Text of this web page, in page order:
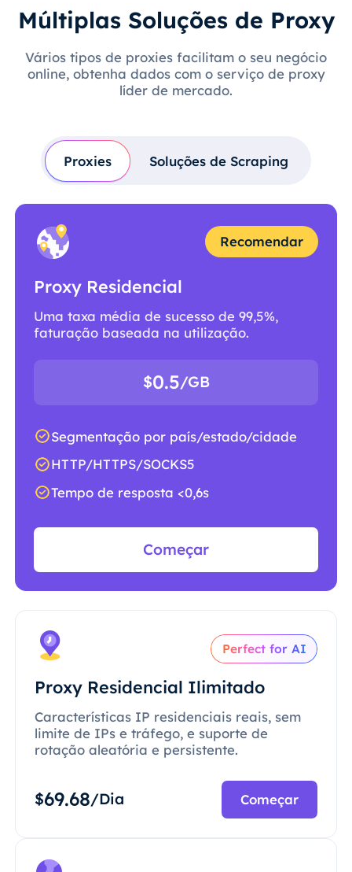
Múltiplas Soluções de Proxy
Vários tipos de proxies facilitam o seu negócio
online, obtenha dados com o serviço de proxy
líder de mercado.
Proxies Soluções de Scraping
Recomendar
Proxy Residencial
Uma taxa média de sucesso de 99,5%,
faturação baseada na utilização.
$0.5/GB
Segmentação por país/estado/cidade
HTTP/HTTPS/SOCKS5
Tempo de resposta <0,6s
Começar
Perfect for AI
Proxy Residencial Ilimitado
Características IP residenciais reais, sem
limite de IPs e tráfego, e suporte de
rotação aleatória e persistente.
$69.68/Dia Começar